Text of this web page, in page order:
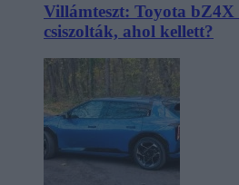
Villámteszt: Toyota
csiszolták, ahol kellett?